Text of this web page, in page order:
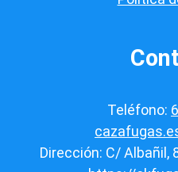
Teléfono:
Dirección: C/ Albañil,